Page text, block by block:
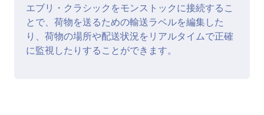
エブリ・クラシックをモンストックに接続するこ
とで、荷物を送るための輸送ラベルを編集した
り、荷物の場所や配送状況をリアルタイムで正確
に監視したりすることができます。